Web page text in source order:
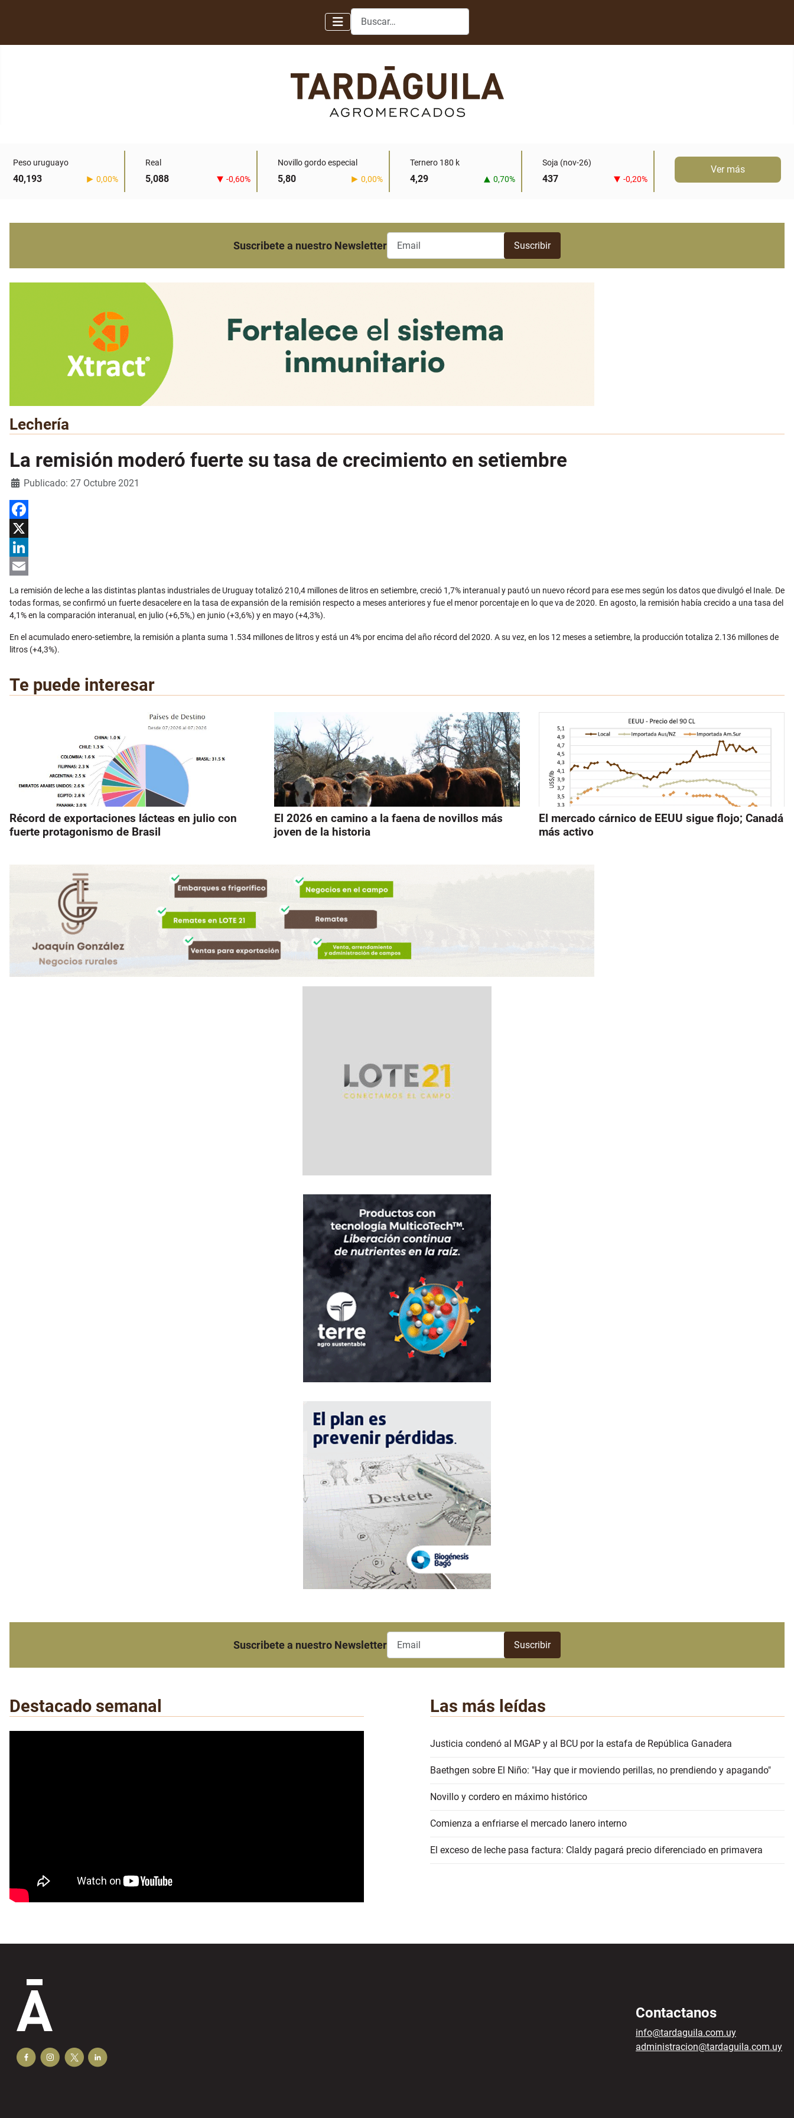
Buscar
Peso uruguayo
40,193 0,00%
Real
5,088 -0,60%
Novillo gordo especial
5,80 0,00%
Ternero 180 k
4,29 0,70%
Soja (nov-26)
437 -0,20%
Ver más
Suscribete a nuestro Newsletter
Lechería
La remisión moderó fuerte su tasa de crecimiento en setiembre
Detalles
Publicado: 27 Octubre 2021
Facebook
X
LinkedIn
La remisión de leche a las distintas plantas industriales de Uruguay totalizó 210,4 millones de litros en setiembre, creció 1,7% interanual y pautó un nuevo récord para ese mes según los datos que divulgó el Inale. De
todas formas, se confirmó un fuerte desacelere en la tasa de expansión de la remisión respecto a meses anteriores y fue el menor porcentaje en lo que va de 2020. En agosto, la remisión había crecido a una tasa del
4,1% en la comparación interanual, en julio (+6,5%,) en junio (+3,6%) y en mayo (+4,3%).
En el acumulado enero-setiembre, la remisión a planta suma 1.534 millones de litros y está un 4% por encima del año récord del 2020. A su vez, en los 12 meses a setiembre, la producción totaliza 2.136 millones de
litros (+4,3%).
Te puede interesar
Récord de exportaciones lácteas en julio con
fuerte protagonismo de Brasil
El 2026 en camino a la faena de novillos más
joven de la historia
El mercado cárnico de EEUU sigue flojo; Canadá
más activo
Suscribete a nuestro Newsletter
Destacado semanal Las más leídas
Justicia condenó al MGAP y al BCU por la estafa de República Ganadera
Baethgen sobre El Niño: "Hay que ir moviendo perillas, no prendiendo y apagando"
Novillo y cordero en máximo histórico
Comienza a enfriarse el mercado lanero interno
El exceso de leche pasa factura: Claldy pagará precio diferenciado en primavera
Contactanos
info@tardaguila.com.uy
administracion@tardaguila.com.uy